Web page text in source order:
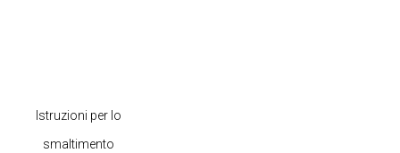
Istruzioni per lo
smaltimento